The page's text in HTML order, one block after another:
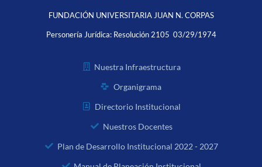
FUNDACIÓN UNIVERSITARIA JUAN N. CORPAS
Personería Jurídica: Resolución 2105 03/29/1974
Nuestra Infraestructura
Organigrama
Directorio Institucional
Nuestros Docentes
Plan de Desarrollo Institucional 2022 - 2027